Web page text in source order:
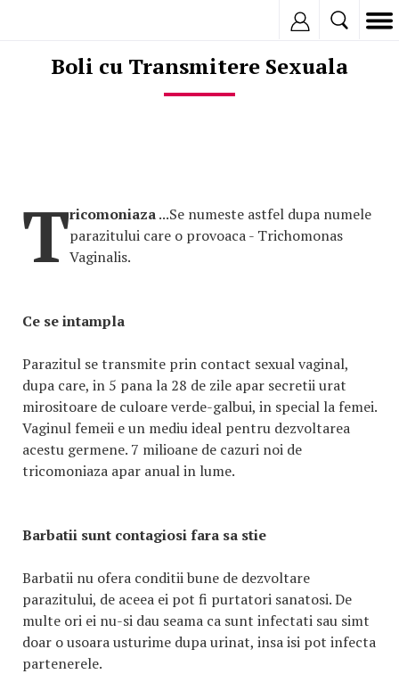
Boli cu Transmitere Sexuala
Tricomoniaza...Se numeste astfel dupa numele
parazitului care o provoaca - Trichomonas
Vaginalis.
Ce se intampla
Parazitul se transmite prin contact sexual vaginal,
dupa care, in 5 pana la 28 de zile apar secretii urat
mirositoare de culoare verde-galbui, in special la femei.
Vaginul femeii e un mediu ideal pentru dezvoltarea
acestu germene. 7 milioane de cazuri noi de
tricomoniaza apar anual in lume.
Barbatii sunt contagiosi fara sa stie
Barbatii nu ofera conditii bune de dezvoltare
parazitului, de aceea ei pot fi purtatori sanatosi. De
multe ori ei nu-si dau seama ca sunt infectati sau simt
doar o usoara usturime dupa urinat, insa isi pot infecta
partenerele.